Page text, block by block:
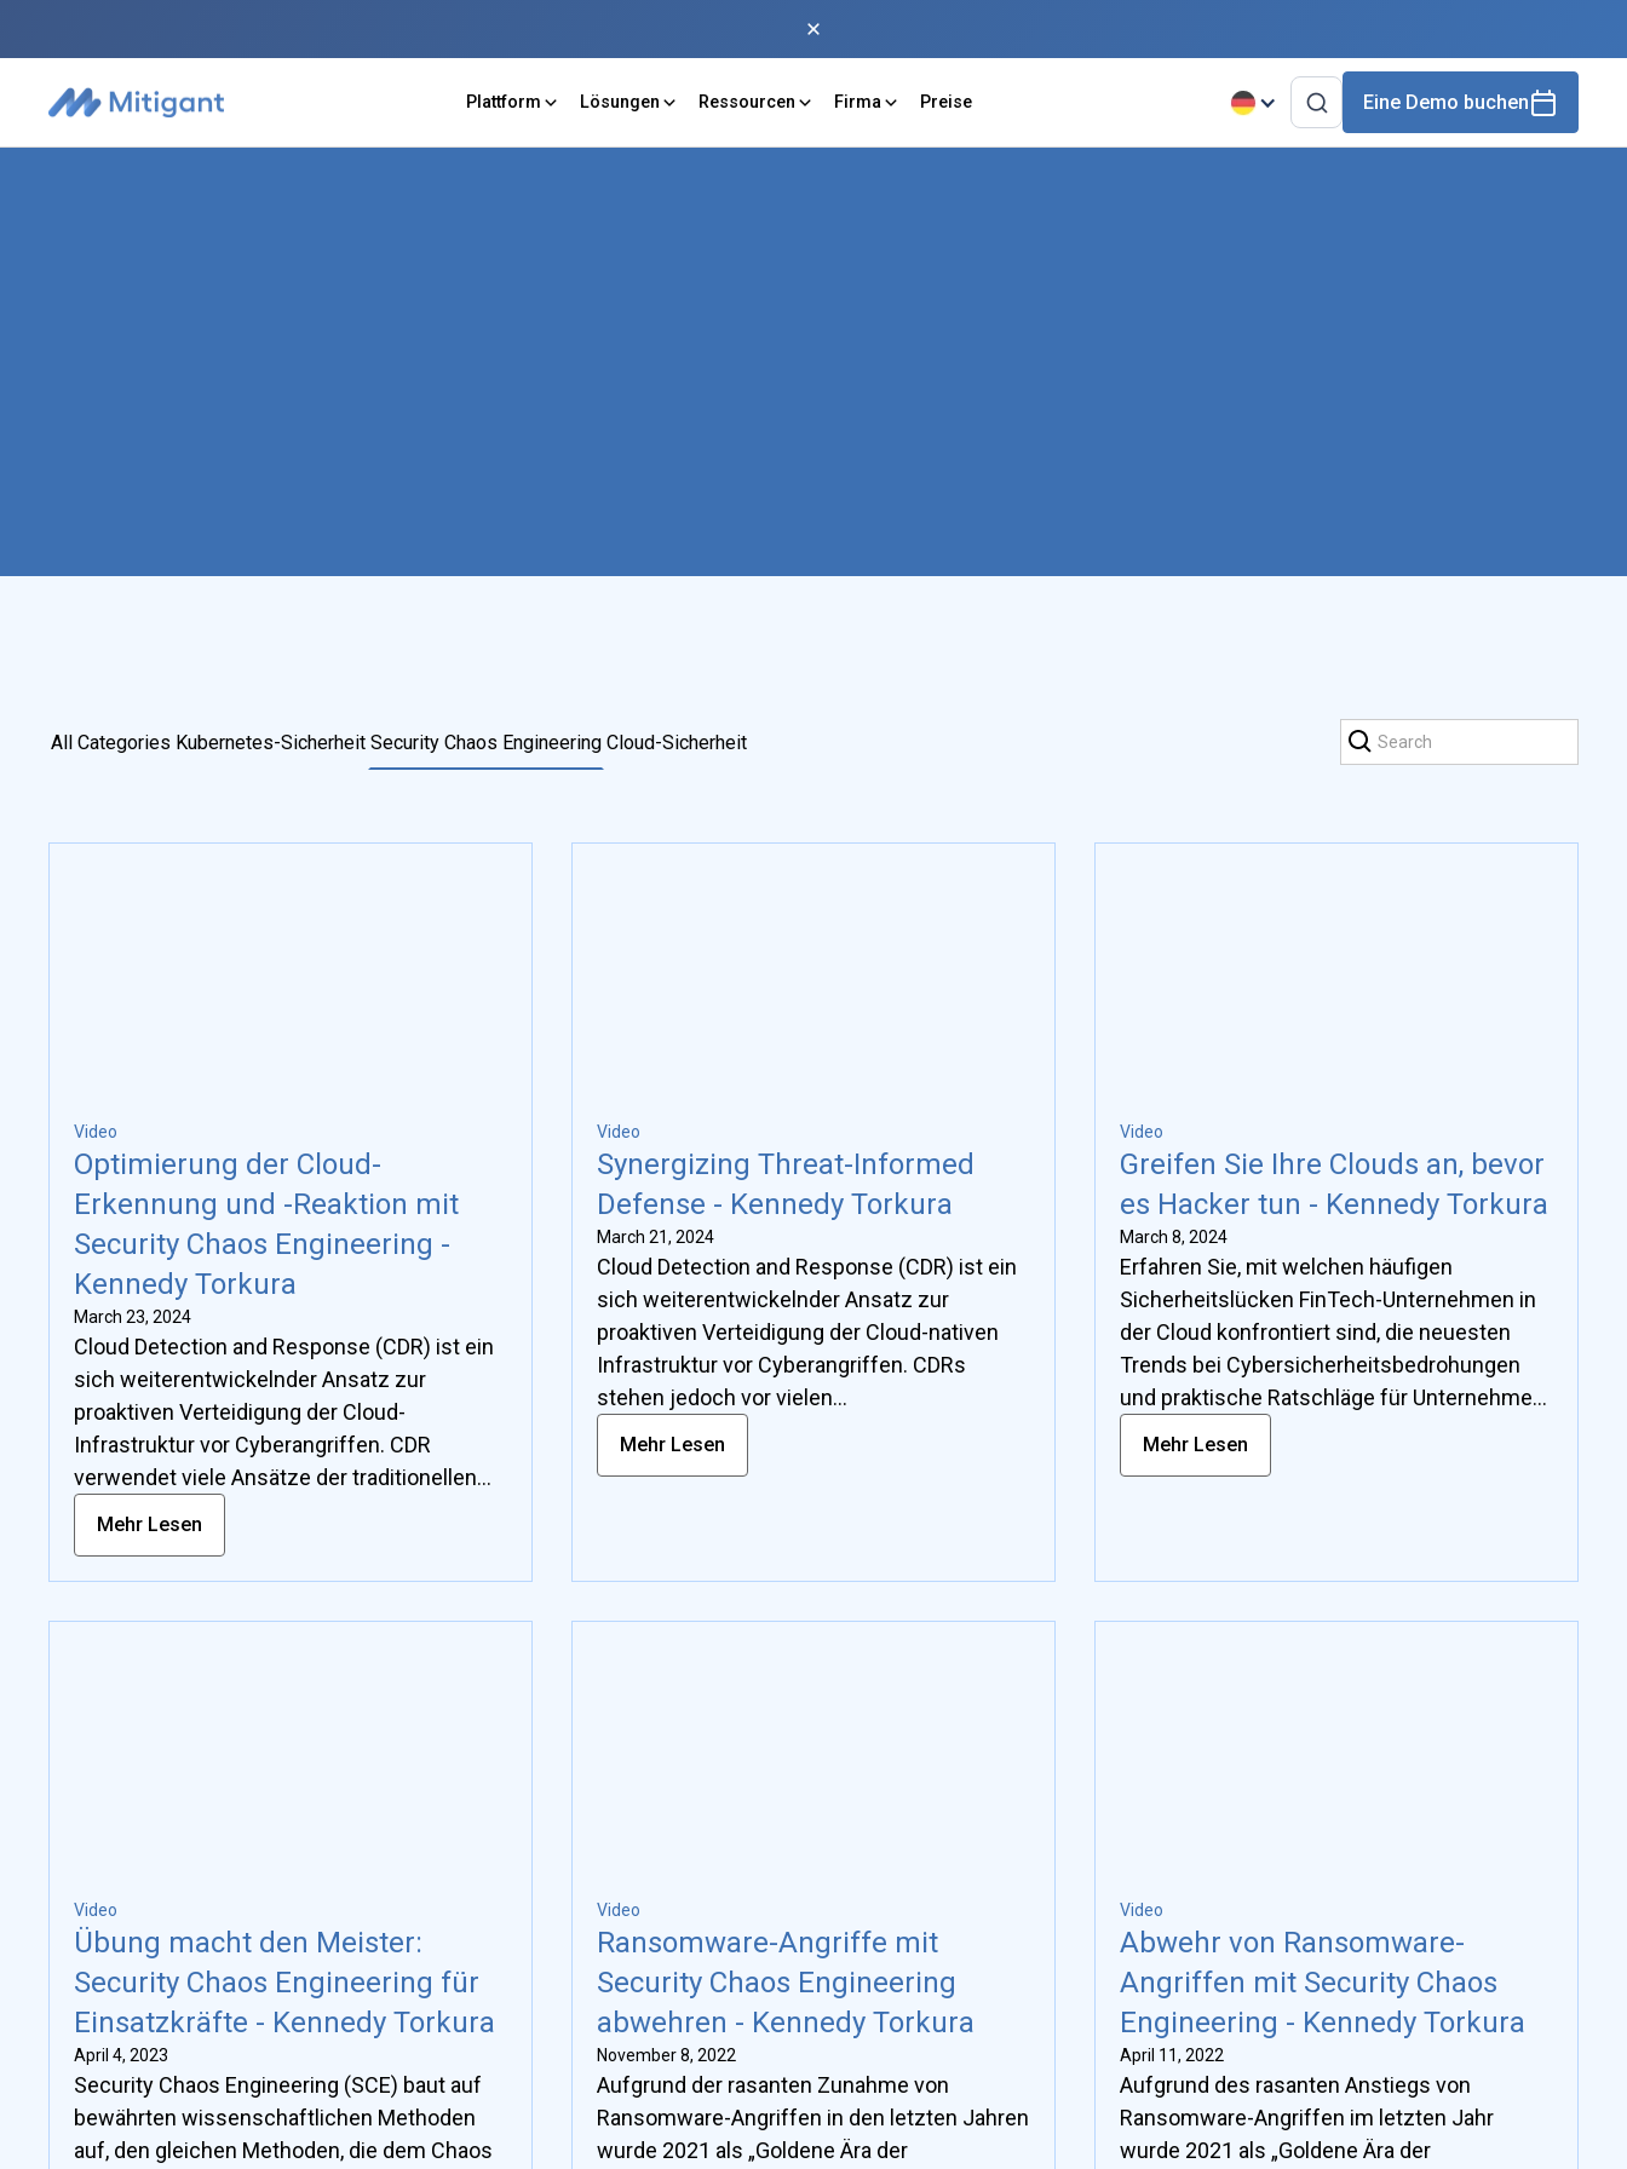
Plattform Lösungen Ressourcen Firma Preise Eine Demo buchen
All Categories Kubernetes-Sicherheit Security Chaos Engineering Cloud-Sicherheit
Video
Optimierung der Cloud-
Erkennung und -Reaktion mit
Security Chaos Engineering -
Kennedy Torkura
March 23, 2024
Cloud Detection and Response (CDR) ist ein
sich weiterentwickelnder Ansatz zur
proaktiven Verteidigung der Cloud-
Infrastruktur vor Cyberangriffen. CDR
verwendet viele Ansätze der traditionellen
native Infrastrukturen an. Dieser Ansatz
Mehr Lesen
Video
Synergizing Threat-Informed
Defense - Kennedy Torkura
March 21, 2024
Cloud Detection and Response (CDR) ist ein
sich weiterentwickelnder Ansatz zur
proaktiven Verteidigung der Cloud-nativen
Infrastruktur vor Cyberangriffen. CDRs
stehen jedoch vor vielen
Mehr Lesen
Video
Greifen Sie Ihre Clouds an, bevor
es Hacker tun - Kennedy Torkura
March 8, 2024
Erfahren Sie, mit welchen häufigen
Sicherheitslücken FinTech-Unternehmen in
der Cloud konfrontiert sind, die neuesten
Trends bei Cybersicherheitsbedrohungen
und praktische Ratschläge für Unternehmen,
Mehr Lesen
Video
Übung macht den Meister:
Security Chaos Engineering für
Einsatzkräfte - Kennedy Torkura
April 4, 2023
Security Chaos Engineering (SCE) baut auf
bewährten wissenschaftlichen Methoden
auf, den gleichen Methoden, die dem Chaos
Video
Ransomware-Angriffe mit
Security Chaos Engineering
abwehren - Kennedy Torkura
November 8, 2022
Aufgrund der rasanten Zunahme von
Ransomware-Angriffen in den letzten Jahren
wurde 2021 als „Goldene Ära der
Video
Abwehr von Ransomware-
Angriffen mit Security Chaos
Engineering - Kennedy Torkura
April 11, 2022
Aufgrund des rasanten Anstiegs von
Ransomware-Angriffen im letzten Jahr
wurde 2021 als „Goldene Ära der